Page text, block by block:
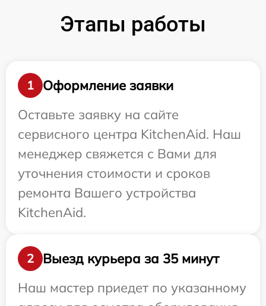
Этапы работы
1
Оформление заявки
Оставьте заявку на сайте
сервисного центра KitchenAid. Наш
менеджер свяжется с Вами для
уточнения стоимости и сроков
ремонта Вашего устройства
KitchenAid.
2
Выезд курьера за 35 минут
Наш мастер приедет по указанному